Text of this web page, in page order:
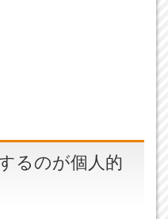
るのが個人的